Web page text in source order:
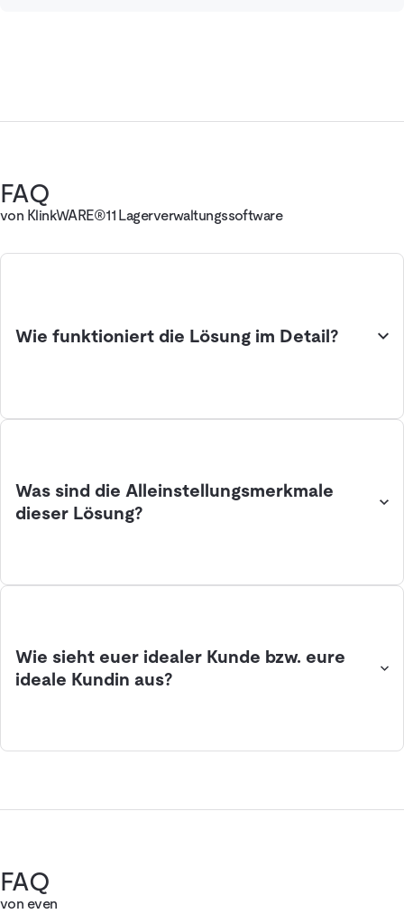
FAQ
von KlinkWARE®11 Lagerverwaltungssoftware
Wie funktioniert die Lösung im Detail?
Was sind die Alleinstellungsmerkmale
dieser Lösung?
Wie sieht euer idealer Kunde bzw. eure
ideale Kundin aus?
FAQ
von even